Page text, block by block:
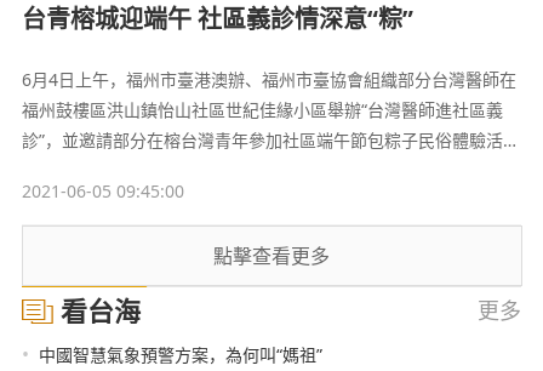
台青榕城迎端午 社區義診情深意“粽”
6月4日上午，福州市臺港澳辦、福州市臺協會組織部分台灣醫師在
福州鼓樓區洪山鎮怡山社區世紀佳緣小區舉辦“台灣醫師進社區義
診”，並邀請部分在榕台灣青年參加社區端午節包粽子民俗體驗活
2021-06-05 09:45:00
點擊查看更多
看台海 更多
• 中國智慧氣象預警方案，為何叫“媽祖”